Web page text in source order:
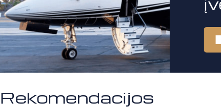
Rekomendacijos